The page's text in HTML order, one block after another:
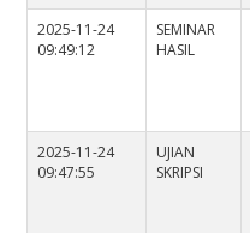
2025-11-24
09:49:12
SEMINAR
HASIL
2025-11-24
09:47:55
UJIAN
SKRIPSI